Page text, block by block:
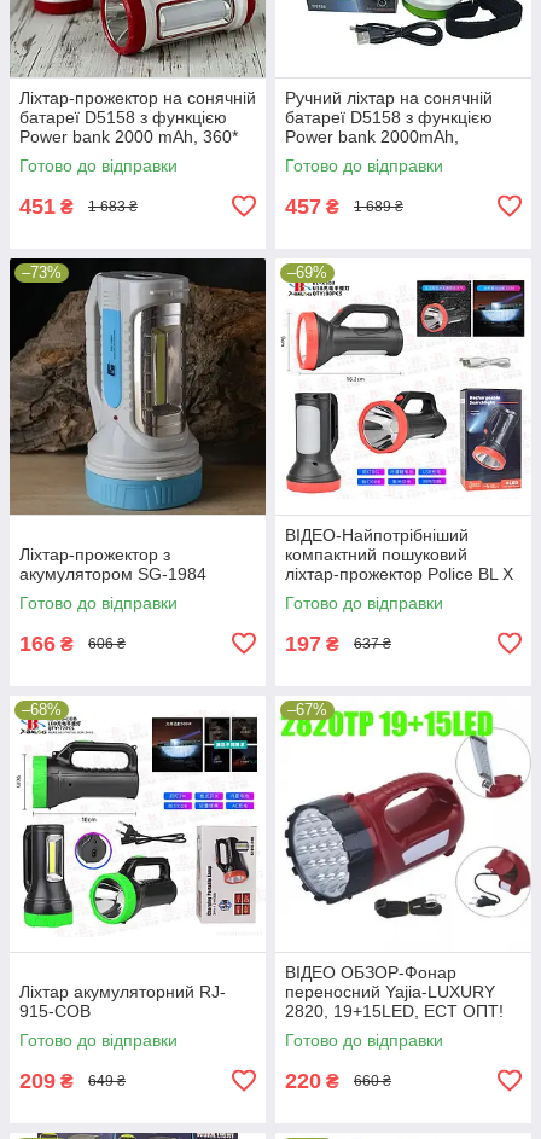
Ліхтар-прожектор на сонячній
батареї D5158 з функцією
Power bank 2000 mAh, 360*
освітлення
Готово до відправки
451 ₴ 1 683 ₴
Ручний ліхтар на сонячній
батареї D5158 з функцією
Power bank 2000mAh,
360*освітлення
Готово до відправки
457 ₴ 1 689 ₴
–73%
Ліхтар-прожектор з
акумулятором SG-1984
Готово до відправки
166 ₴ 606 ₴
–69%
ВІДЕО-Найпотрібніший
компактний пошуковий
ліхтар-прожектор Police BL X
503 -1 COB + 1 LED
Готово до відправки
197 ₴ 637 ₴
–68%
Ліхтар акумуляторний RJ-
915-COB
Готово до відправки
209 ₴ 649 ₴
–67%
ВІДЕО ОБЗОР-Фонар
переносний Yajia-LUXURY
2820, 19+15LED, ЕСТ ОПТ!
Готово до відправки
220 ₴ 660 ₴